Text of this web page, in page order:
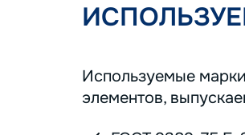
Используемые
элементов,